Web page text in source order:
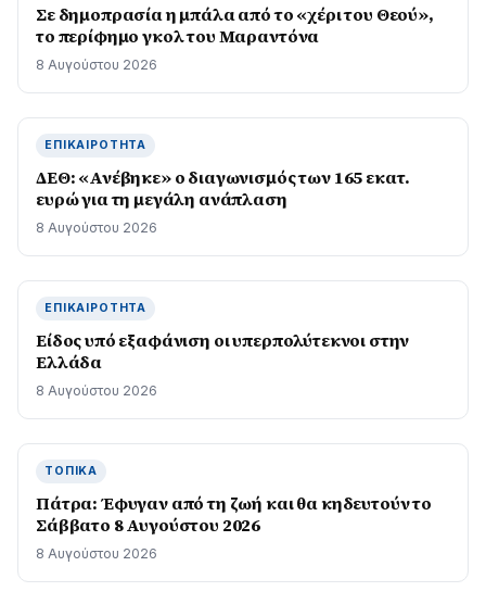
Σε δημοπρασία η μπάλα από το «χέρι του Θεού»,
το περίφημο γκολ του Μαραντόνα
8 Αυγούστου 2026
ΕΠΙΚΑΙΡΌΤΗΤΑ
ΔΕΘ: «Ανέβηκε» ο διαγωνισμός των 165 εκατ.
ευρώ για τη μεγάλη ανάπλαση
8 Αυγούστου 2026
ΕΠΙΚΑΙΡΌΤΗΤΑ
Είδος υπό εξαφάνιση οι υπερπολύτεκνοι στην
Ελλάδα
8 Αυγούστου 2026
ΤΟΠΙΚΆ
Πάτρα: Έφυγαν από τη ζωή και θα κηδευτούν το
Σάββατο 8 Αυγούστου 2026
8 Αυγούστου 2026